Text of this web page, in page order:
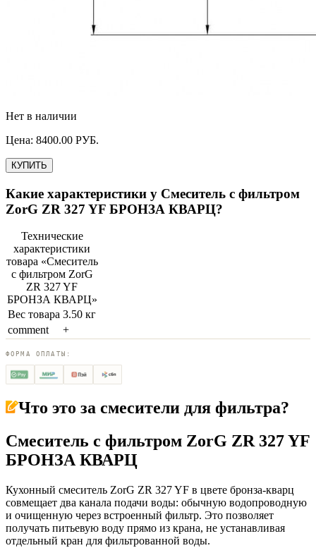
Нет в наличии
Цена: 8400.00 РУБ.
КУПИТЬ
Какие характеристики у Смеситель с фильтром
ZorG ZR 327 YF БРОНЗА КВАРЦ?
Технические
характеристики
товара «Смеситель
с фильтром ZorG
ZR 327 YF
БРОНЗА КВАРЦ»
Вес товара 3.50 кг
comment
+
ФОРМА ОПЛАТЫ:
Что это за смесители для фильтра?
Смеситель с фильтром ZorG ZR 327 YF
БРОНЗА КВАРЦ
Кухонный смеситель ZorG ZR 327 YF в цвете бронза-кварц
совмещает два канала подачи воды: обычную водопроводную
и очищенную через встроенный фильтр. Это позволяет
получать питьевую воду прямо из крана, не устанавливая
отдельный кран для фильтрованной воды.